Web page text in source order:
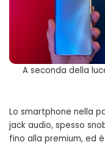
A seconda della
Lo smartphone nella
jack audio, spesso
fino alla premium, ed